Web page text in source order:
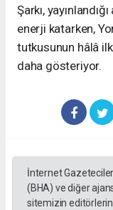
Şarkı,
enerji katarken,
tutkusunun hâlâ
daha gösteriyor.
İnternet
(BHA) ve diğer
sitemizin